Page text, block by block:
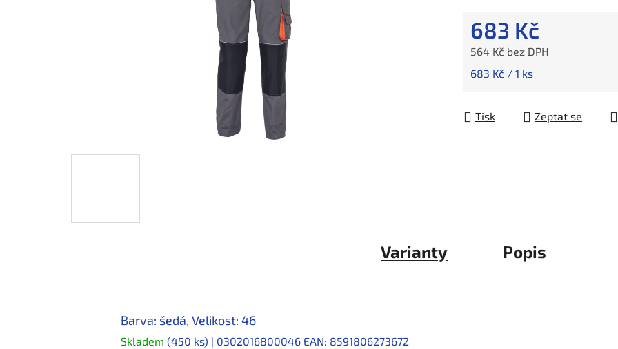
683 Kč
564 Kč bez DPH
Měrná cena:
683 Kč / 1 ks
Tisk Zeptat se
Varianty Popis
Barva: šedá, Velikost: 46
Skladem (450 ks) | 0302016800046 EAN: 8591806273672